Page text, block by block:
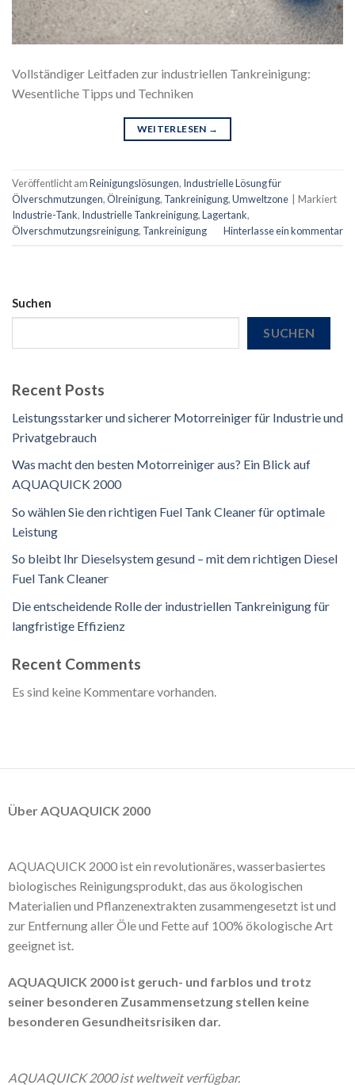
Vollständiger Leitfaden zur industriellen Tankreinigung:
Wesentliche Tipps und Techniken
WEITERLESEN →
Veröffentlicht amReinigungslösungen, Industrielle Lösung für
Ölverschmutzungen,Ölreinigung, Tankreinigung,Umweltzone
Markiert
Industrie-Tank, Industrielle Tankreinigung,Lagertank,
Ölverschmutzungsreinigung, Tankreinigung Hinterlasse ein kommentar
Suchen
SUCHEN
Recent Posts
Leistungsstarker und sicherer Motorreiniger für Industrie und
Privatgebrauch
Was macht den besten Motorreiniger aus? Ein Blick auf
AQUAQUICK 2000
So wählen Sie den richtigen Fuel Tank Cleaner für optimale
Leistung
So bleibt Ihr Dieselsystem gesund – mit dem richtigen Diesel
Fuel Tank Cleaner
Die entscheidende Rolle der industriellen Tankreinigung für
langfristige Effizienz
Recent Comments
Es sind keine Kommentare vorhanden.
Über AQUAQUICK 2000
AQUAQUICK 2000 ist ein revolutionäres, wasserbasiertes
biologisches Reinigungsprodukt, das aus ökologischen
Materialien und Pflanzenextrakten zusammengesetzt ist und
zur Entfernung aller Öle und Fette auf 100% ökologische Art
geeignet ist.
AQUAQUICK 2000 ist geruch- und farblos und trotz
seiner besonderen Zusammensetzung stellen keine
besonderen Gesundheitsrisiken dar.
AQUAQUICK 2000 ist weltweit verfügbar.